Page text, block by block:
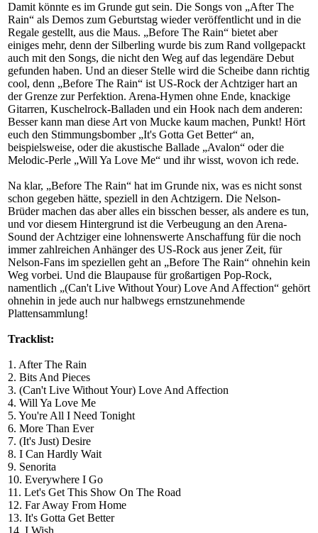
Damit könnte es im Grunde gut sein. Die Songs von „After The
Rain“ als Demos zum Geburtstag wieder veröffentlicht und in die
Regale gestellt, aus die Maus. „Before The Rain“ bietet aber
einiges mehr, denn der Silberling wurde bis zum Rand vollgepackt
auch mit den Songs, die nicht den Weg auf das legendäre Debut
gefunden haben. Und an dieser Stelle wird die Scheibe dann richtig
cool, denn „Before The Rain“ ist US-Rock der Achtziger hart an
der Grenze zur Perfektion. Arena-Hymen ohne Ende, knackige
Gitarren, Kuschelrock-Balladen und ein Hook nach dem anderen:
Besser kann man diese Art von Mucke kaum machen, Punkt! Hört
euch den Stimmungsbomber „It's Gotta Get Better“ an,
beispielsweise, oder die akustische Ballade „Avalon“ oder die
Melodic-Perle „Will Ya Love Me“ und ihr wisst, wovon ich rede.
Na klar, „Before The Rain“ hat im Grunde nix, was es nicht sonst
schon gegeben hätte, speziell in den Achtzigern. Die Nelson-
Brüder machen das aber alles ein bisschen besser, als andere es tun,
und vor diesem Hintergrund ist die Verbeugung an den Arena-
Sound der Achtziger eine lohnenswerte Anschaffung für die noch
immer zahlreichen Anhänger des US-Rock aus jener Zeit, für
Nelson-Fans im speziellen geht an „Before The Rain“ ohnehin kein
Weg vorbei. Und die Blaupause für großartigen Pop-Rock,
namentlich „(Can't Live Without Your) Love And Affection“ gehört
ohnehin in jede auch nur halbwegs ernstzunehmende
Plattensammlung!
Tracklist:
1. After The Rain
2. Bits And Pieces
3. (Can't Live Without Your) Love And Affection
4. Will Ya Love Me
5. You're All I Need Tonight
6. More Than Ever
7. (It's Just) Desire
8. I Can Hardly Wait
9. Senorita
10. Everywhere I Go
11. Let's Get This Show On The Road
12. Far Away From Home
13. It's Gotta Get Better